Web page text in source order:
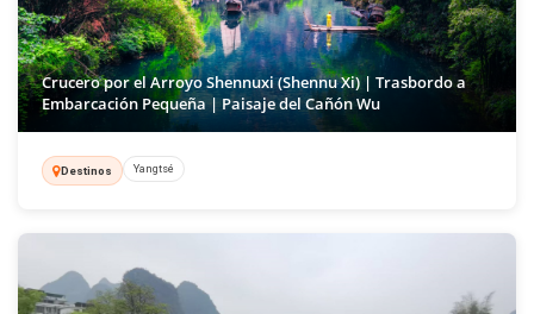
Crucero por el Arroyo Shennuxi (Shennu Xi) | Trasbordo a
Embarcación Pequeña | Paisaje del Cañón Wu
Destinos Yangtsé